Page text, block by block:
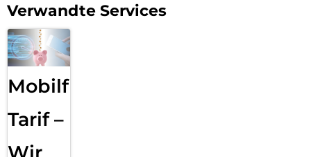
Verwandte Services
Mobilfunk
Tarif –